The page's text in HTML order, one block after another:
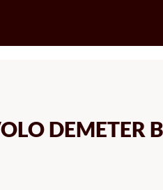
DEMETER